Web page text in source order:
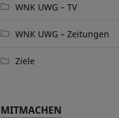
WNK UWG – TV
WNK UWG – Zeitungen
Ziele
MITMACHEN